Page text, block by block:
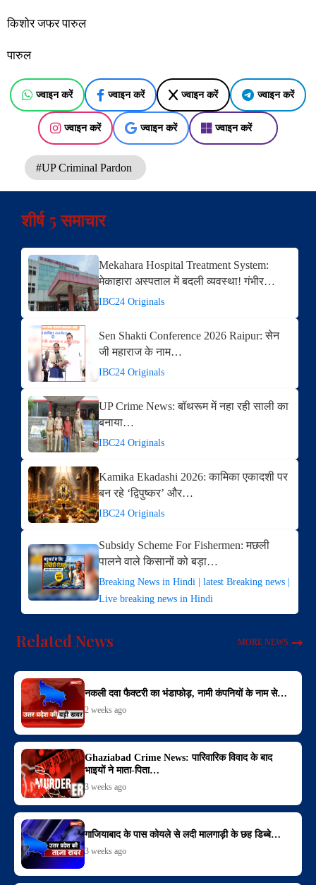
किशोर जफर पारुल
पारुल
ज्वाइन करें ज्वाइन करें ज्वाइन करें ज्वाइन करें
ज्वाइन करें ज्वाइन करें ज्वाइन करें
#UP Criminal Pardon
शीर्ष 5 समाचार
Mekahara Hospital Treatment System:
मेकाहारा अस्पताल में बदली व्यवस्था! गंभीर…
IBC24 Originals
Sen Shakti Conference 2026 Raipur: सेन
जी महाराज के नाम…
IBC24 Originals
UP Crime News: बॉथरूम में नहा रही साली का
बनाया…
IBC24 Originals
Kamika Ekadashi 2026: कामिका एकादशी पर
बन रहे ‘द्विपुष्कर’ और…
IBC24 Originals
Subsidy Scheme For Fishermen: मछली
पालने वाले किसानों को बड़ा…
Breaking News in Hindi | latest Breaking news |
Live breaking news in Hindi
Related News MORE NEWS
नकली दवा फैक्टरी का भंडाफोड़, नामी कंपनियों के नाम से…
2 weeks ago
Ghaziabad Crime News: पारिवारिक विवाद के बाद
भाइयों ने माता-पिता…
3 weeks ago
गाजियाबाद के पास कोयले से लदी मालगाड़ी के छह डिब्बे…
3 weeks ago